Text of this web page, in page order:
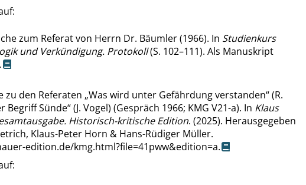
zum Referat von Herrn Dr. Bäumler (1966). In Studienkurs
und Verkündigung. Protokoll(S. 102–111). Als Manuskript
zu den Referaten „Was wird unter Gefährdung verstanden“(R.
Begriff Sünde“(J. Vogel) (Gespräch 1966; KMG V21-a). In Klaus
Historisch-kritische Edition. (2025). Herausgegeben
Klaus-Peter Horn & Hans-Rüdiger Müller.
edition.de/kmg.html?file=41pww&edition=a.